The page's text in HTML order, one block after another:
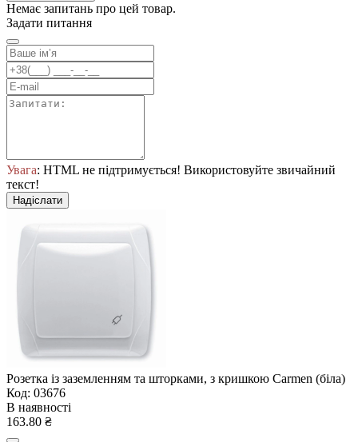
Немає запитань про цей товар.
Задати питання
Увага: HTML не підтримується! Використовуйте звичайний
текст!
Надіслати
Розетка із заземленням та шторками, з кришкою Carmen (біла)
Код: 03676
В наявності
163.80 ₴